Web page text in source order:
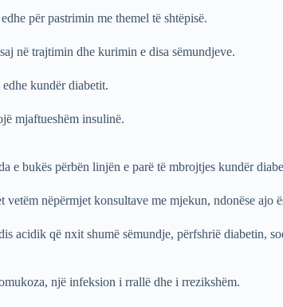
për pastrimin me themel të shtëpisë.
në trajtimin dhe kurimin e disa sëmundjeve.
kundër diabetit.
mjaftueshëm insulinë.
e bukës përbën linjën e parë të mbrojtjes kundër
nëpërmjet konsultave me mjekun, ndonëse ajo
acidik që nxit shumë sëmundje, përfshrië diabetin,
një infeksion i rrallë dhe i rrezikshëm.